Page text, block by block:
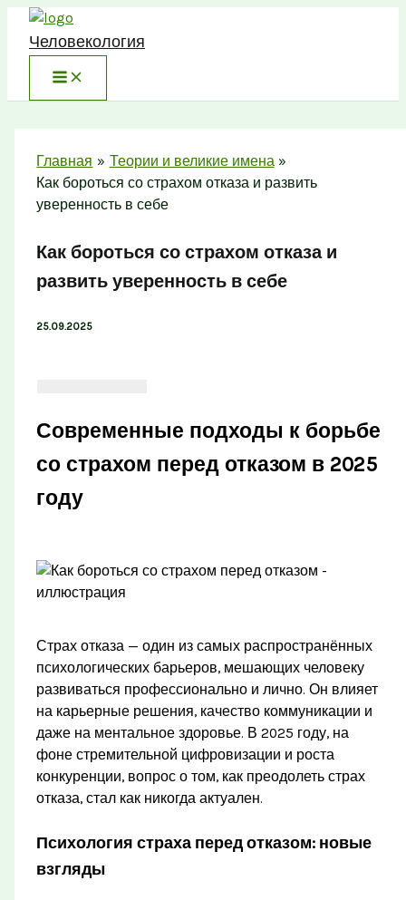
Перейти
содержимому
Человекология
Главная
Теории и великие имена
Как бороться со страхом отказа и развить
уверенность в себе
Как бороться со страхом отказа и
развить уверенность в себе
25.09.2025
Современные подходы к борьбе
со страхом перед отказом в 2025
году
Страх отказа — один из самых распространённых
психологических барьеров, мешающих человеку
развиваться профессионально и лично. Он влияет
на карьерные решения, качество коммуникации и
даже на ментальное здоровье. В 2025 году, на
фоне стремительной цифровизации и роста
конкуренции, вопрос о том, как преодолеть страх
отказа, стал как никогда актуален.
Психология страха перед отказом: новые
взгляды